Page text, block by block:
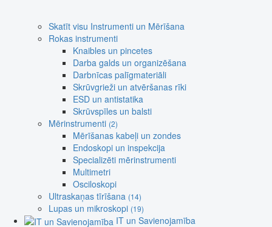
Skatīt visu Instrumenti un Mērīšana
Rokas instrumenti
Knaibles un pincetes
Darba galds un organizēšana
Darbnīcas palīgmateriāli
Skrūvgrieži un atvēršanas rīki
ESD un antistatika
Skrūvspīles un balsti
Mērinstrumenti (2)
Mērīšanas kabeļi un zondes
Endoskopi un inspekcija
Specializēti mērinstrumenti
Multimetri
Osciloskopi
Ultraskaņas tīrīšana (14)
Lupas un mikroskopi (19)
IT un Savienojamība